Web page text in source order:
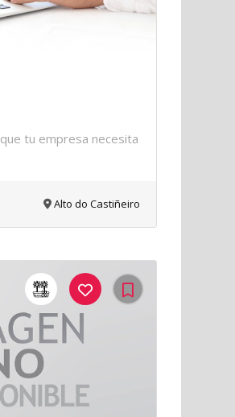
tu empresa necesita
Alto do Castiñeiro
41Me
Gusta